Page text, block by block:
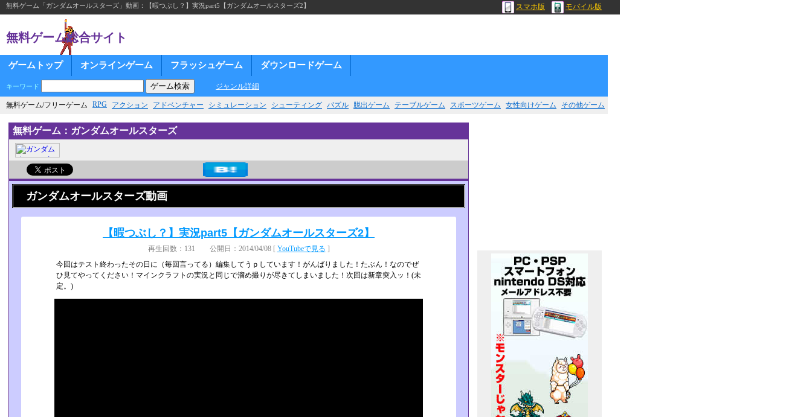
無料ゲーム「ガンダムオールスターズ」動画：【暇つぶし？】実況part5【ガンダムオールスターズ2】 スマホ版 モバイル版
無料ゲーム総合サイト
ゲームトップ オンラインゲーム フラッシュゲーム ダウンロードゲーム
キーワード ジャンル詳細
無料ゲーム/フリーゲーム RPG アクション アドベンチャー シミュレーション シューティング パズル 脱出ゲーム テーブルゲーム スポーツゲーム 女性向けゲーム その他ゲーム
無料ゲーム：ガンダムオールスターズ
ガンダムオールスターズ動画
【暇つぶし？】実況part5【ガンダムオールスターズ2】
再生回数：131 公開日：2014/04/08 [ YouTubeで見る ]
今回はテスト終わったその日に（毎回言ってる）編集してうｐしています！がんばりまし­た！たぶん！なのでぜ
ひ見てやってください！マインクラフトの実況と同じで溜め撮りが­尽きてしまいました！次回は新章突入ッ！(未
定。)